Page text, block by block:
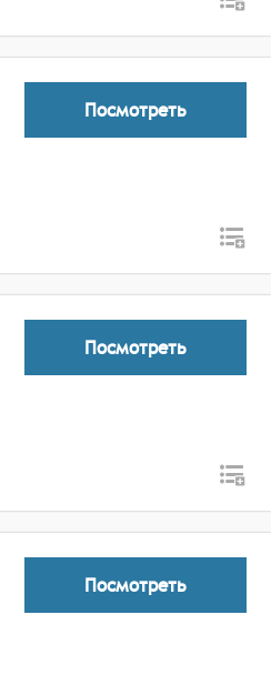
Посмотреть
Посмотреть
Посмотреть